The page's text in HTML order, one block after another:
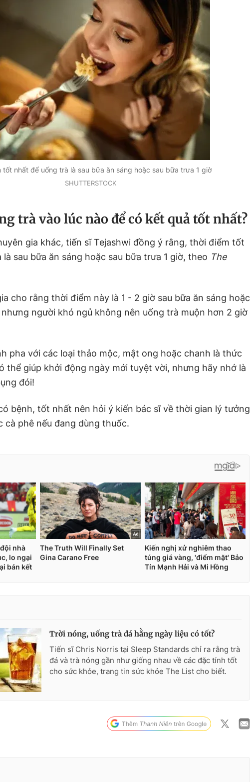
tốt nhất để uống trà là sau bữa ăn sáng hoặc sau bữa trưa 1 giờ
SHUTTERSTOCK
trà vào lúc nào để có kết quả tốt nhất?
gia khác, tiến sĩ Tejashwi đồng ý rằng, thời điểm tốt
sau bữa ăn sáng hoặc sau bữa trưa 1 giờ, theo The
cho rằng thời điểm này là 1 - 2 giờ sau bữa ăn sáng hoặc
người khó ngủ không nên uống trà muộn hơn 2 giờ
pha với các loại thảo mộc, mật ong hoặc chanh là thức
thể giúp khởi động ngày mới tuyệt vời, nhưng hãy nhớ là
đói!
bệnh, tốt nhất nên hỏi ý kiến bác sĩ về thời gian lý tưởng
cà phê nếu đang dùng thuốc.
Trời nóng, uống trà đá hằng ngày liệu có tốt?
Tiến sĩ Chris Norris tại Sleep Standards chỉ ra rằng trà
đá và trà nóng gần như giống nhau về các đặc tính tốt
cho sức khỏe, trang tin sức khỏe The List cho biết.